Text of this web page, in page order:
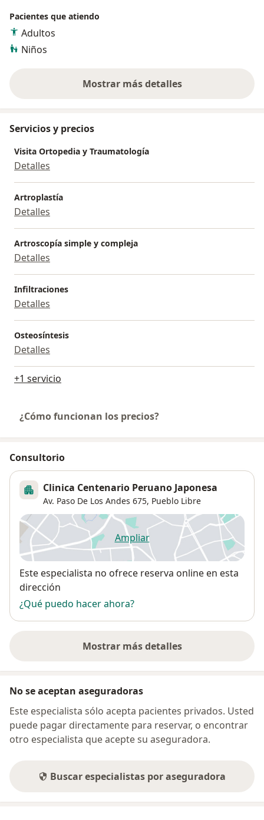
Pacientes que atiendo
Adultos
Niños
Mostrar más detalles
sobre la experiencia
Servicios y precios
Visita Ortopedia y Traumatología
Detalles
Artroplastía
Detalles
Artroscopía simple y compleja
Detalles
Infiltraciones
Detalles
Osteosíntesis
Detalles
+1 servicio
¿Cómo funcionan los precios?
Consultorio
Clinica Centenario Peruano Japonesa
Av. Paso De Los Andes 675, Pueblo Libre
Ampliarse abre en una nueva
Disponibilidad
Este especialista no ofrece reserva online en esta
dirección
¿Qué puedo hacer ahora?
Mostrar más detalles
sobre la dirección
No se aceptan aseguradoras
Este especialista sólo acepta pacientes privados. Usted
puede pagar directamente para reservar, o encontrar
otro especialista que acepte su aseguradora.
Buscar especialistas por aseguradora